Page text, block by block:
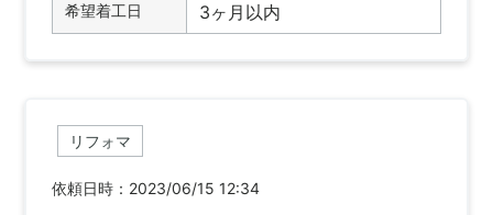
希望着工日 3ヶ月以内
リフォマ
依頼日時：2023/06/15 12:34